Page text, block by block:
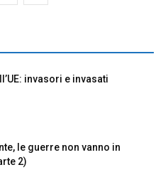
invasori e invasati
le guerre non vanno in
2)